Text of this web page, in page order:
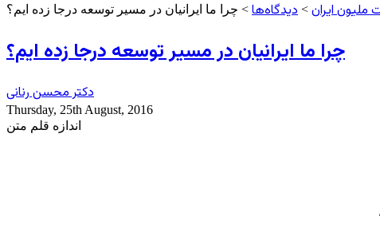
ملیون ایران > دیدگاه‌ها > چرا ما ایرانیان در مسیر توسعه درجا زده ایم؟
چرا ما ایرانیان در مسیر توسعه درجا زده ایم؟
دکتر محسن رنانی
Thursday, 25th August, 2016
اندازه قلم متن